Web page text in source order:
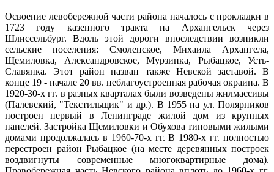
Освоение левобережной части района началось с прокладки в
1723 году казенного тракта на Архангельск через
Шлиссельбург. Вдоль этой дороги впоследствии возникли
сельские поселения: Смоленское, Михаила Архангела,
Щемиловка, Александровское, Мурзинка, Рыбацкое, Усть-
Славянка. Этот район назван также Невской заставой. В
конце 19 - начале 20 вв. неблагоустроенная рабочая окраина. В
1920-30-х гг. в разных кварталах были возведены жилмассивы
(Палевский, "Текстильщик" и др.). В 1955 на ул. Полярников
построен первый в Ленинграде жилой дом из крупных
панелей. Застройка Щемиловки и Обухова типовыми жилыми
домами продолжалась в 1960-70-х гг. В 1980-х гг. полностью
перестроен район Рыбацкое (на месте деревянных построек
воздвигнуты современные многоквартирные дома).